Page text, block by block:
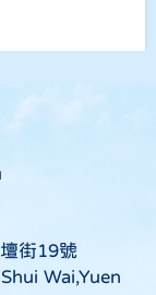
街19號
Wai,Yuen